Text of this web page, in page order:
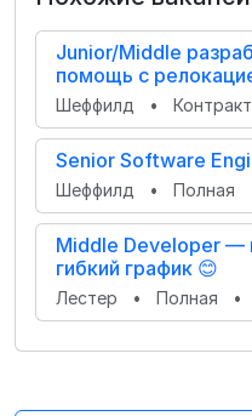
Junior/Middle
помощь с
Шеффилд • Контракт
Senior Software
Шеффилд • Полная
Middle Developer —
гибкий график 😊
Лестер • Полная •